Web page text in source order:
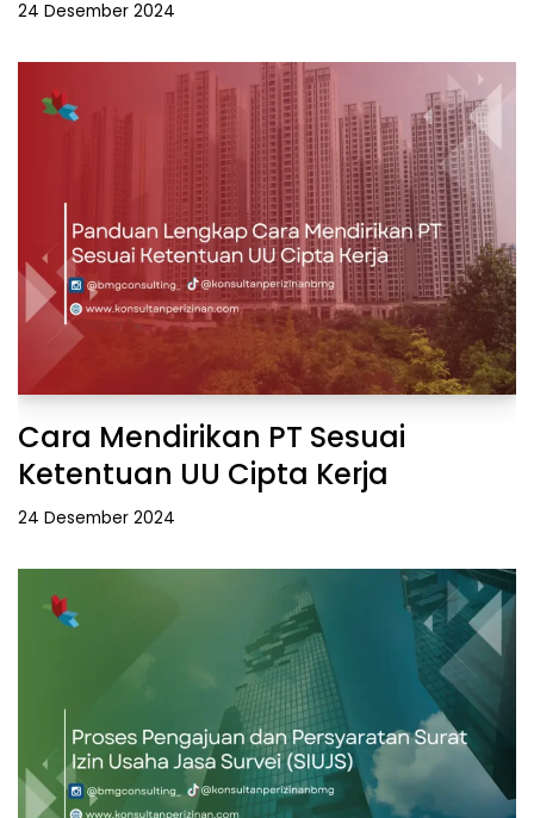
24 Desember 2024
Cara Mendirikan PT Sesuai
Ketentuan UU Cipta Kerja
24 Desember 2024